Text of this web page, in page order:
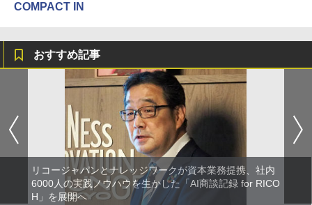
COMPACT IN
おすすめ記事
リコージャパンとナレッジワークが資本業務提携、社内
6000人の実践ノウハウを生かした「AI商談記録 for RICO
H」を展開へ